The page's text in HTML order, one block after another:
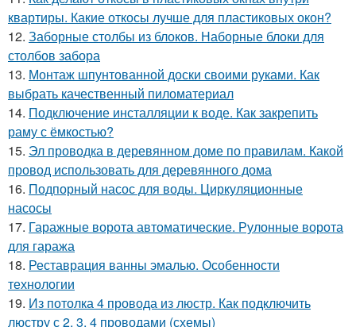
квартиры. Какие откосы лучше для пластиковых окон?
12. Заборные столбы из блоков. Наборные блоки для
столбов забора
13. Монтаж шпунтованной доски своими руками. Как
выбрать качественный пиломатериал
14. Подключение инсталляции к воде. Как закрепить
раму с ёмкостью?
15. Эл проводка в деревянном доме по правилам. Какой
провод использовать для деревянного дома
16. Подпорный насос для воды. Циркуляционные
насосы
17. Гаражные ворота автоматические. Рулонные ворота
для гаража
18. Реставрация ванны эмалью. Особенности
технологии
19. Из потолка 4 провода из люстр. Как подключить
люстру с 2, 3, 4 проводами (схемы)